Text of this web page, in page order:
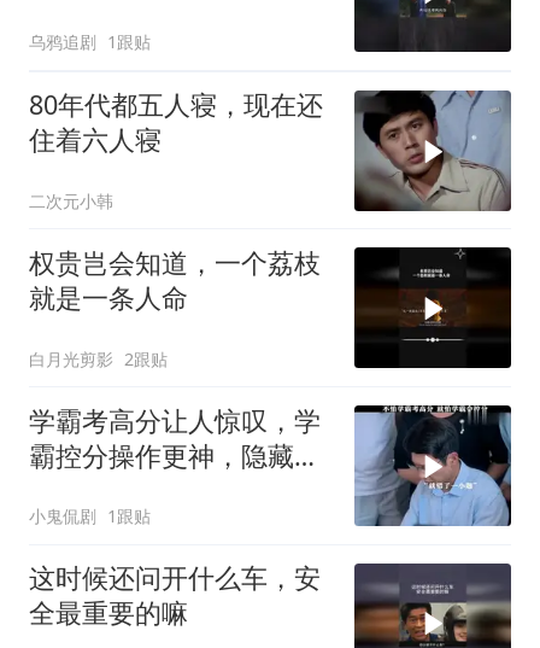
乌鸦追剧 1跟贴
80年代都五人寝，现在还
住着六人寝
二次元小韩
权贵岂会知道，一个荔枝
就是一条人命
白月光剪影 2跟贴
学霸考高分让人惊叹，学
霸控分操作更神，隐藏实
小鬼侃剧 1跟贴
这时候还问开什么车，安
全最重要的嘛